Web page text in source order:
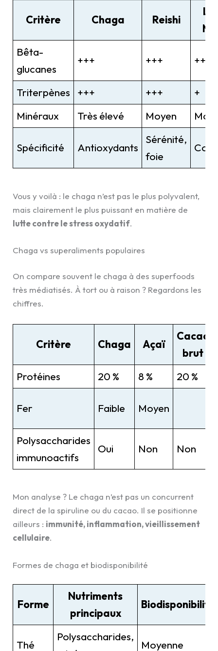
Critère Chaga Reishi
Bêta-
glucanes
+++ +++ ++
Triterpènes +++ +++
+
Minéraux
Très élevé Moyen
Spécificité Antioxydants
Sérénité,
foie
Vous y voilà : le chaga n’est pas le plus polyvalent,
mais clairement le plus puissant en matière de
lutte contre le stress oxydatif.
Chaga vs superaliments populaires
On compare souvent le chaga à des superfoods
très médiatisés. À tort ou à raison ? Regardons les
chiffres.
Critère Chaga Açaï
Cacao
brut
Protéines 20 % 8 % 20 %
Fer Faible Moyen
Polysaccharides
immunoactifs
Oui Non Non
Mon analyse ? Le chaga n’est pas un concurrent
direct de la spiruline ou du cacao. Il se positionne
ailleurs : immunité, inflammation, vieillissement
cellulaire.
Formes de chaga et biodisponibilité
Forme
Nutriments
principaux
Biodisponibilité
Thé
Polysaccharides,
Moyenne